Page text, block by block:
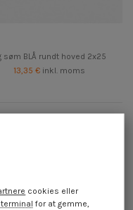
søm BLÅ rundt hoved 2x25
13,35 € inkl. moms
cookies eller
for at gemme,